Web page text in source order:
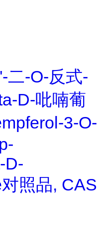
二-O-反式-
D-吡喃葡
3-O-
D-
照品, CAS